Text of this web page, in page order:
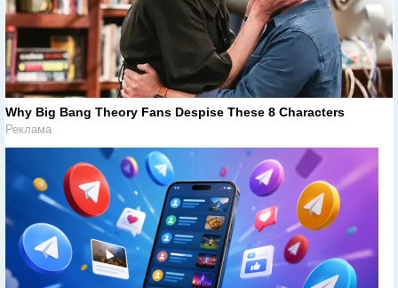
Why Big Bang Theory Fans Despise These 8 Characters
Реклама